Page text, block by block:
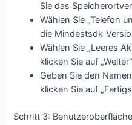
Sie das
Wählen Sie „Telefon
die Mindestsdk-
Wählen Sie „Leeres
klicken Sie auf
Geben Sie den
klicken Sie auf
Schritt 3: